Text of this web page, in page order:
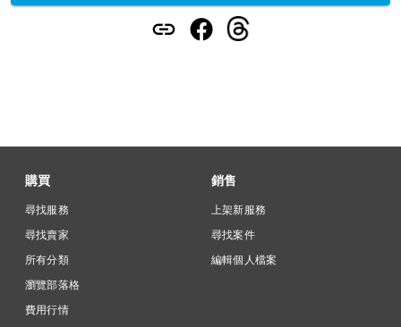
購買
尋找服務
尋找賣家
所有分類
瀏覽部落格
費用行情
銷售
上架新服務
尋找案件
編輯個人檔案